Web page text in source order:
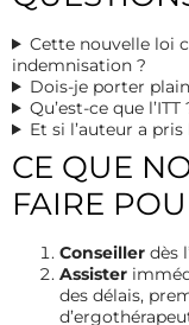
Cette nouvelle loi
indemnisation ?
Dois-je porter
Qu’est-ce que l’ITT
Et si l’auteur a
CE QUE
FAIRE
Conseiller dès
Assister
des délais,